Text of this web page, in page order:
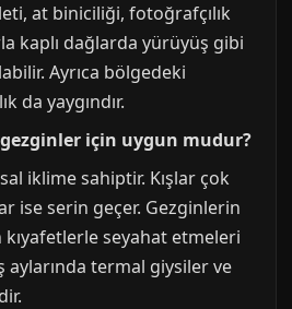
at biniciliği, fotoğrafçılık
kaplı dağlarda yürüyüş gibi
Ayrıca bölgedeki
da yaygındır.
gezginler için uygun mudur?
iklime sahiptir. Kışlar çok
ise serin geçer. Gezginlerin
seyahat etmeleri
aylarında termal giysiler ve